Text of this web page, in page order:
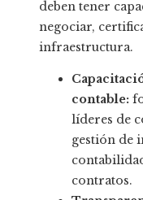
deben tener
negociar,
infraestructura.
contable:
líderes de
gestión de
contratos.